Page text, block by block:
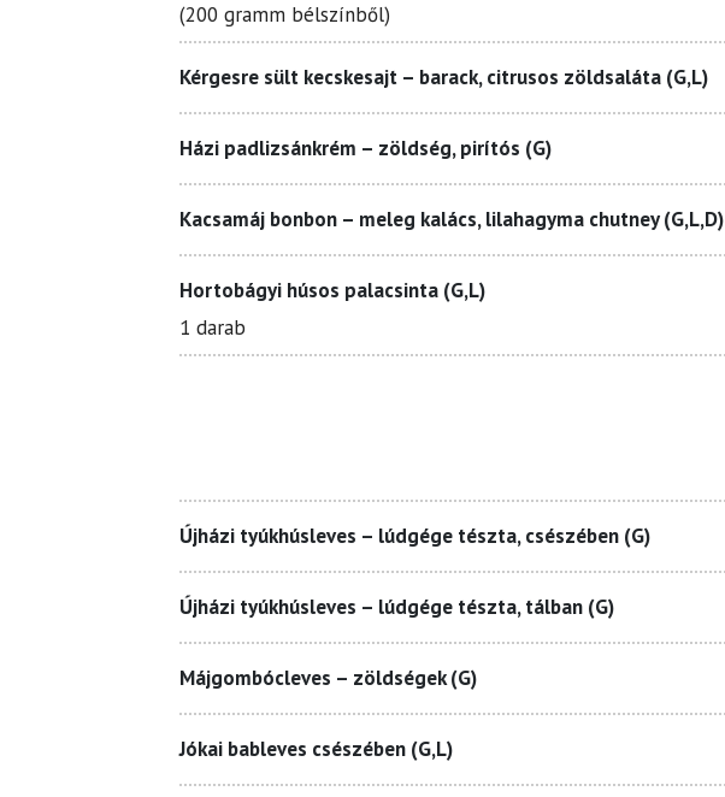
(200 gramm bélszínből)
Kérgesre sült kecskesajt – barack, citrusos zöldsaláta (G,L)
Házi padlizsánkrém – zöldség, pirítós (G)
Kacsamáj bonbon – meleg kalács, lilahagyma chutney (G,L,D)
Hortobágyi húsos palacsinta (G,L)
1 darab
Újházi tyúkhúsleves – lúdgége tészta, csészében (G)
Újházi tyúkhúsleves – lúdgége tészta, tálban (G)
Májgombócleves – zöldségek (G)
Jókai bableves csészében (G,L)